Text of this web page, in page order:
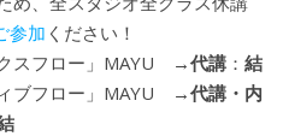
参加 ください！
スフロー」MAYU →代講 ：結
ブフロー」MAYU →代講・内